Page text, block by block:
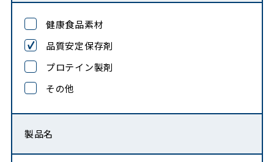
健康食品素材
品質安定保存剤
プロテイン製剤
その他
製品名